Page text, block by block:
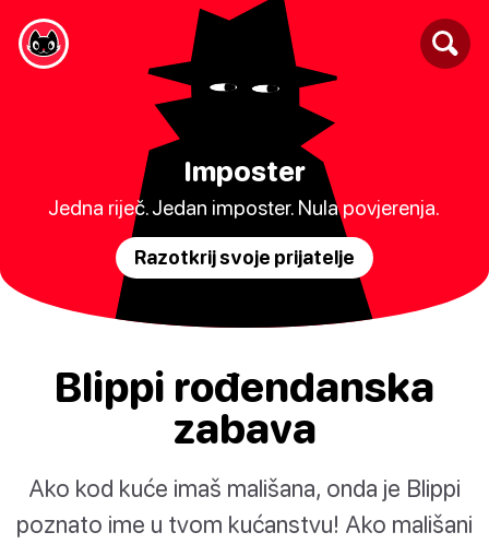
Imposter
Jedna riječ. Jedan imposter. Nula povjerenja.
Razotkrij svoje prijatelje
Blippi rođendanska
zabava
Ako kod kuće imaš mališana, onda je Blippi
poznato ime u tvom kućanstvu! Ako mališani